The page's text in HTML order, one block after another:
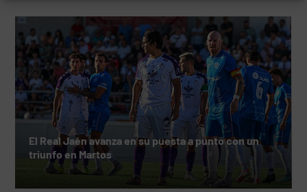
El Real Jaén avanza en su puesta a punto con un
triunfo en Martos